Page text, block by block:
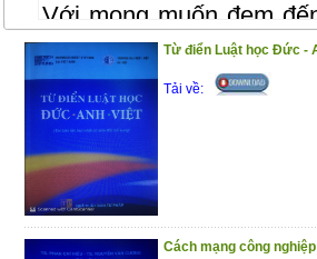
Với mong muốn đem
quốc tế nói chung và
đã ra đời.
Trân trọng giới thiệu đến
(4/11/2020)
Từ điển Luật học Đức -
Tải về:
Cách mạng công